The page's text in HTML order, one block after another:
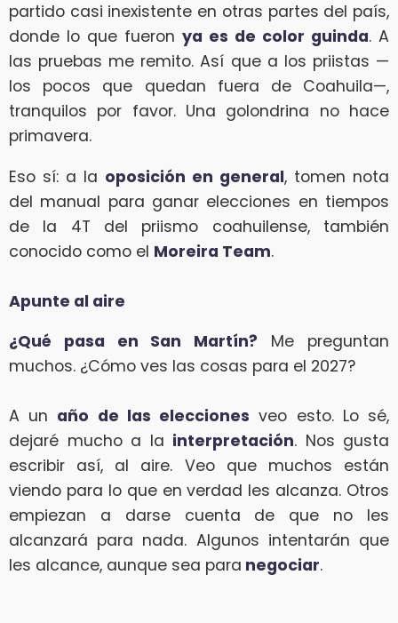
partido casi inexistente en otras partes del país,
donde lo que fueron ya es de color guinda. A
las pruebas me remito. Así que a los priistas —
los pocos que quedan fuera de Coahuila—,
tranquilos por favor. Una golondrina no hace
primavera.
Eso sí: a la oposición en general, tomen nota
del manual para ganar elecciones en tiempos
de la 4T del priismo coahuilense, también
conocido como el Moreira Team.
Apunte al aire
¿Qué pasa en San Martín? Me preguntan
muchos. ¿Cómo ves las cosas para el 2027?
A un año de las elecciones veo esto. Lo sé,
dejaré mucho a la interpretación. Nos gusta
escribir así, al aire. Veo que muchos están
viendo para lo que en verdad les alcanza. Otros
empiezan a darse cuenta de que no les
alcanzará para nada. Algunos intentarán que
les alcance, aunque sea para negociar.